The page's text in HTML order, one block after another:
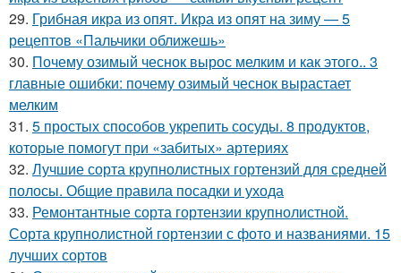
29. Грибная икра из опят. Икра из опят на зиму — 5
рецептов «Пальчики оближешь»
30. Почему озимый чеснок вырос мелким и как этого.. 3
главные ошибки: почему озимый чеснок вырастает
мелким
31. 5 простых способов укрепить сосуды. 8 продуктов,
которые помогут при «забитых» артериях
32. Лучшие сорта крупнолистных гортензий для средней
полосы. Общие правила посадки и ухода
33. Ремонтантные сорта гортензии крупнолистной.
Сорта крупнолистной гортензии с фото и названиями. 15
лучших сортов